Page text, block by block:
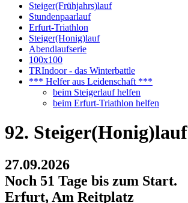
Steiger(Frühjahrs)lauf
Stundenpaarlauf
Erfurt-Triathlon
Steiger(Honig)lauf
Abendlaufserie
100x100
TRIndoor - das Winterbattle
*** Helfer aus Leidenschaft ***
beim Steigerlauf helfen
beim Erfurt-Triathlon helfen
92. Steiger(Honig)lauf
27.09.2026
Noch 51 Tage bis zum Start.
Erfurt, Am Reitplatz